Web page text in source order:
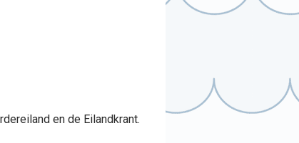
en de Eilandkrant.